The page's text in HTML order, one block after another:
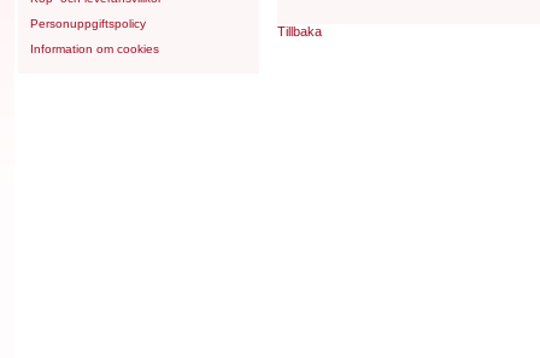
Personuppgiftspolicy
Information om cookies
Tillbaka